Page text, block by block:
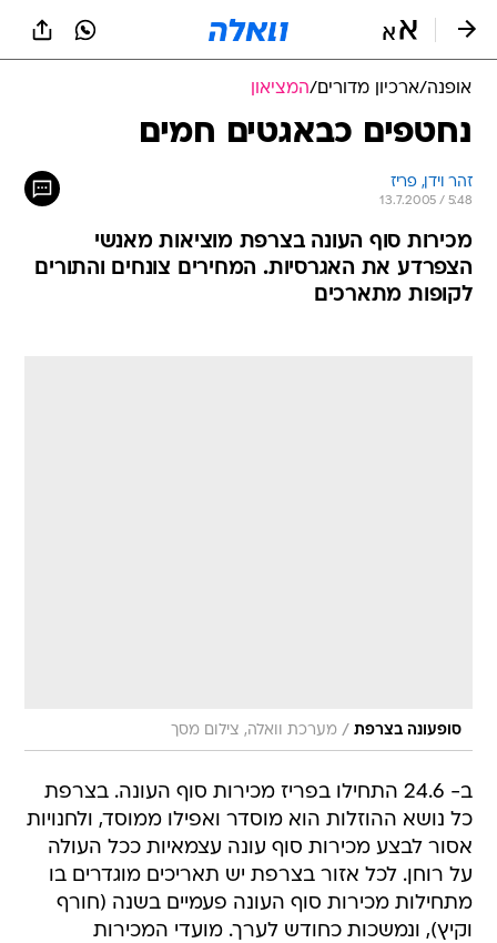
אופנה/ארכיון מדורים/המציאון
נחטפים כבאגטים חמים
זהר וידן, פריז
13.7.2005 / 5:48
מכירות סוף העונה בצרפת מוציאות מאנשי
הצפרדע את האגרסיות. המחירים צונחים והתורים
לקופות מתארכים
סופעונה בצרפת / מערכת וואלה, צילום מסך
ב- 24.6 התחילו בפריז מכירות סוף העונה. בצרפת
כל נושא ההוזלות הוא מוסדר ואפילו ממוסד, ולחנויות
אסור לבצע מכירות סוף עונה עצמאיות ככל העולה
על רוחן. לכל אזור בצרפת יש תאריכים מוגדרים בו
מתחילות מכירות סוף העונה פעמיים בשנה (חורף
וקיץ), ונמשכות כחודש לערך. מועדי המכירות